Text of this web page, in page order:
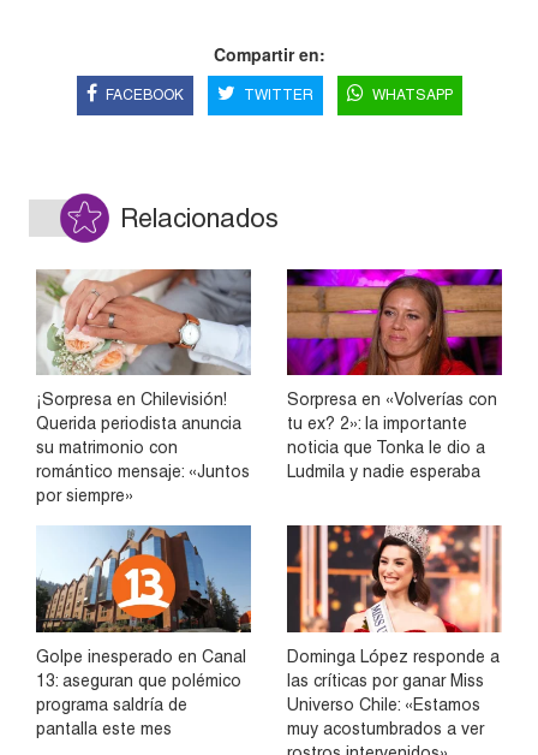
Compartir en:
FACEBOOK TWITTER WHATSAPP
Relacionados
¡Sorpresa en Chilevisión!
Querida periodista anuncia
su matrimonio con
romántico mensaje: «Juntos
por siempre»
Sorpresa en «Volverías con
tu ex? 2»: la importante
noticia que Tonka le dio a
Ludmila y nadie esperaba
Golpe inesperado en Canal
13: aseguran que polémico
programa saldría de
pantalla este mes
Dominga López responde a
las críticas por ganar Miss
Universo Chile: «Estamos
muy acostumbrados a ver